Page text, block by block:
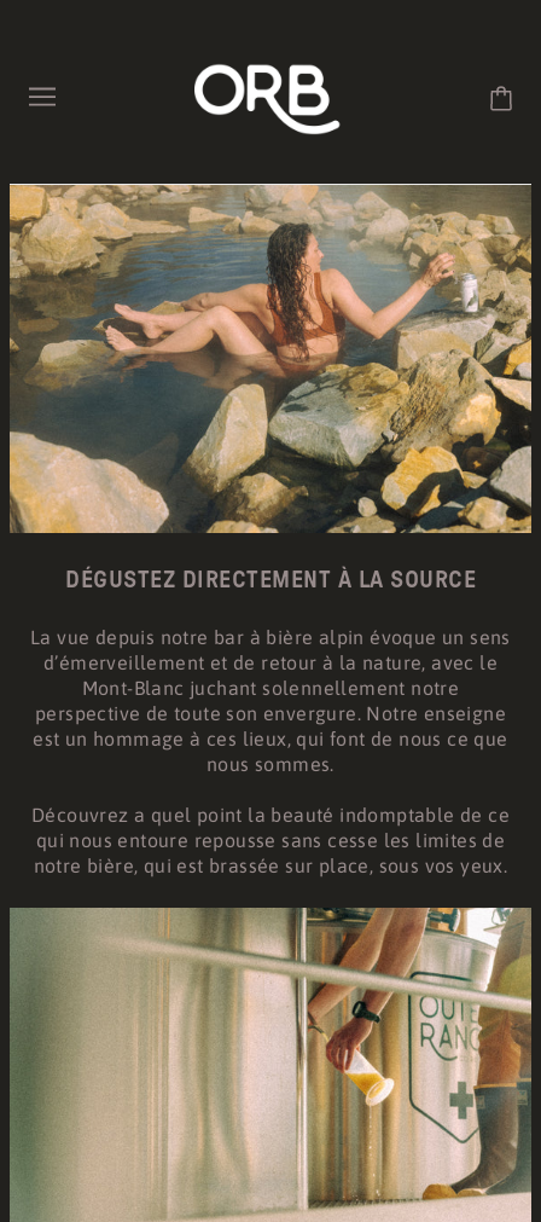
DÉGUSTEZ DIRECTEMENT À LA SOURCE
La vue depuis notre bar à bière alpin évoque un sens
d’émerveillement et de retour à la nature, avec le
Mont-Blanc juchant solennellement notre
perspective de toute son envergure. Notre enseigne
est un hommage à ces lieux, qui font de nous ce que
nous sommes.
Découvrez a quel point la beauté indomptable de ce
qui nous entoure repousse sans cesse les limites de
notre bière, qui est brassée sur place, sous vos yeux.